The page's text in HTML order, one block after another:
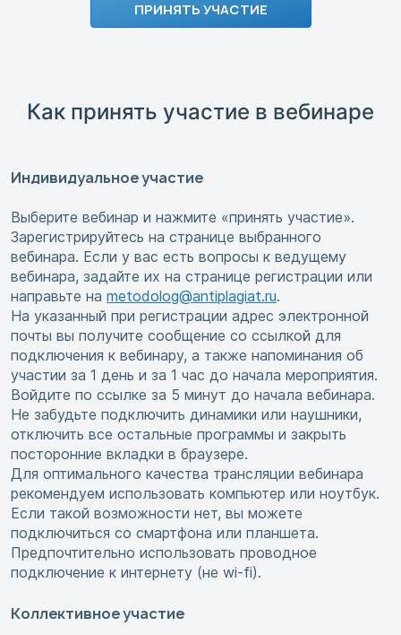
ПРИНЯТЬ УЧАСТИЕ
Как принять участие в вебинаре
Индивидуальное участие
Выберите вебинар и нажмите «принять участие».
Зарегистрируйтесь на странице выбранного
вебинара. Если у вас есть вопросы к ведущему
вебинара, задайте их на странице регистрации или
направьте на metodolog@antiplagiat.ru.
На указанный при регистрации адрес электронной
почты вы получите сообщение со ссылкой для
подключения к вебинару, а также напоминания об
участии за 1 день и за 1 час до начала мероприятия.
Войдите по ссылке за 5 минут до начала вебинара.
Не забудьте подключить динамики или наушники,
отключить все остальные программы и закрыть
посторонние вкладки в браузере.
Для оптимального качества трансляции вебинара
рекомендуем использовать компьютер или ноутбук.
Если такой возможности нет, вы можете
подключиться со смартфона или планшета.
Предпочтительно использовать проводное
подключение к интернету (не wi-fi).
Коллективное участие